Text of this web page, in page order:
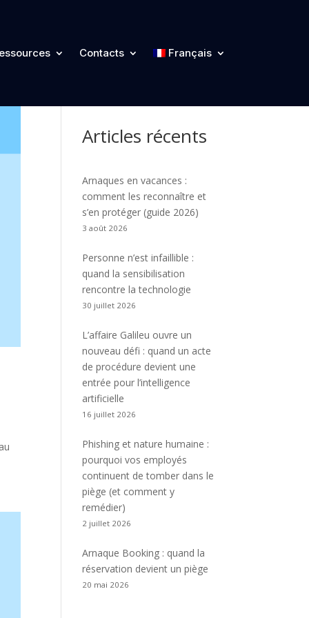
Contacts Français
Catégories
Articles récents
Arnaques en vacances :
comment les reconnaître et
s’en protéger (guide 2026)
3 août 2026
Personne n’est infaillible :
quand la sensibilisation
rencontre la technologie
30 juillet 2026
L’affaire Galileu ouvre un
nouveau défi : quand un acte
de procédure devient une
entrée pour l’intelligence
artificielle
16 juillet 2026
Phishing et nature humaine :
pourquoi vos employés
continuent de tomber dans le
piège (et comment y
remédier)
2 juillet 2026
Arnaque Booking : quand la
réservation devient un piège
20 mai 2026